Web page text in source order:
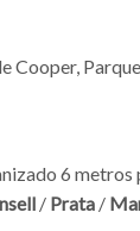
Cooper,
6
/ Prata /